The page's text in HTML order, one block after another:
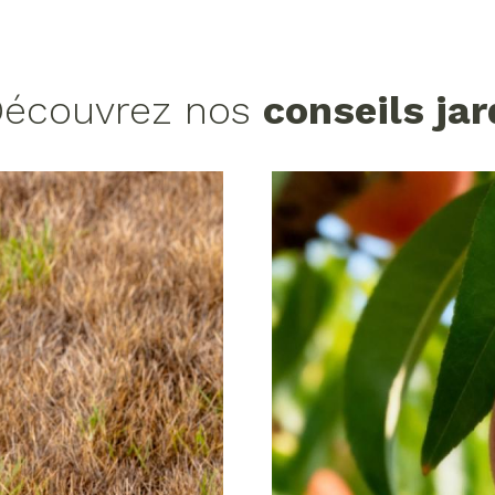
nos conseils